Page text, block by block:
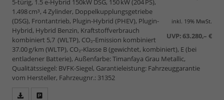
inkl. 19% MwSt.
UVP:63.280,– €
5-türig, 1.5 e-Hybrid 150kW DSG, 150 kW (204 PS),
1.498 cm³, 4 Zylinder, Doppelkupplungsgetriebe
(DSG), Frontantrieb, Plugin-Hybrid (PHEV), Plugin-
Hybrid, Hybrid Benzin, Kraftstoffverbrauch
kombiniert 5,7 (WLTP), CO₂-Emission kombiniert
37.00 g/km (WLTP), CO₂-Klasse B (gewichtet, kombiniert), E (bei
entladener Batterie), Außenfarbe: Timanfaya Grau Metallic,
Qualitätssiegel: BVFK-Siegel, Garantieleistung: Fahrzeuggarantie
vom Hersteller, Fahrzeugnr.: 31352